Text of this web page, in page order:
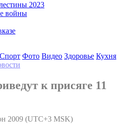
2023
войны
Спорт Фото Видео Здоровье Кухня
к присяге 11
2009 (UTC+3 MSK)